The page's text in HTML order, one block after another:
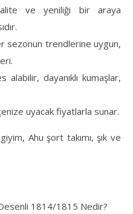
ve yeniliği bir araya
sezonun trendlerine uygun,
dayanıklı kumaşlar,
uyacak fiyatlarla sunar.
Ahu şort takımı, şık ve
1814/1815 Nedir?